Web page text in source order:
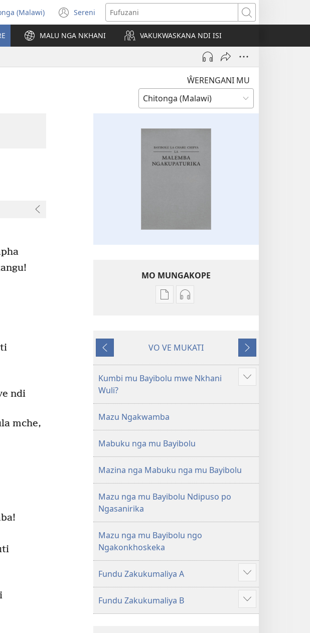
Sankhani
chineneru
(Malawi) Sereni
(Lajula
Peji
Linyaki)
Fufuzani
MALU NGA NKHANI VAKUKWASKANA NDI ISI
ŴERENGANI MU
ndi
mche,
MO MUNGAKOPE
Nthowa
la
Chifya
la
Nthowa
vakuvwisiya
Charu
Ngakupaturika
Wereriyani
VO VE MUKATI
Panthazi
Kumbi mu Bayibolu mwe Nkhani
Wuli?
Longoni
Mazu Ngakwamba
Mabuku nga mu Bayibolu
Mazina nga Mabuku nga mu Bayibolu
Mazu nga mu Bayibolu Ndipuso po
Ngasanirika
Mazu nga mu Bayibolu ngo
Ngakonkhoskeka
Fundu Zakukumaliya A
Longoni
vinyaki
Fundu Zakukumaliya B
Longoni
vinyaki